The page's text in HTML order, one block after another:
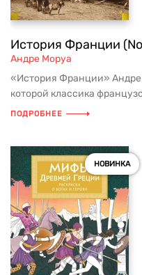
История Франции
Андре Моруа
«История Франции» Андре
которой классика
ПОДРОБНЕЕ
НОВИНКА